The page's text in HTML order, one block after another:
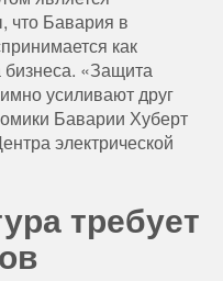
что Бавария в
как
бизнеса. «Защита
усиливают друг
Баварии Хуберт
электрической
требует